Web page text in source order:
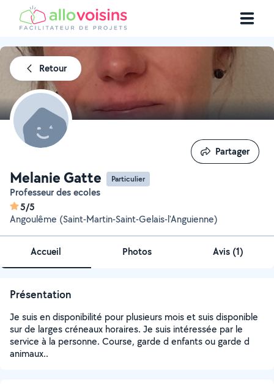
Retour
Melanie Gatte Particulier
Professeur des ecoles
5/5
Angoulême (Saint-Martin-Saint-Gelais-l'Anguienne)
Partager
Partager
Accueil Photos Avis (1)
Présentation
Je suis en disponibilité pour plusieurs mois et suis disponible
sur de larges créneaux horaires. Je suis intéressée par le
service à la personne. Course, garde d enfants ou garde d
animaux..